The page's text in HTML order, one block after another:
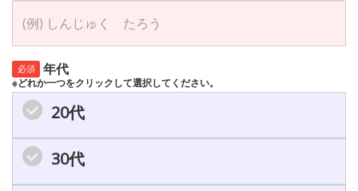
必須 年代
※どれか一つをクリックして選択してください。
20代
30代